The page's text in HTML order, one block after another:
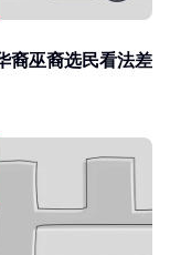
裔巫裔选民看法差